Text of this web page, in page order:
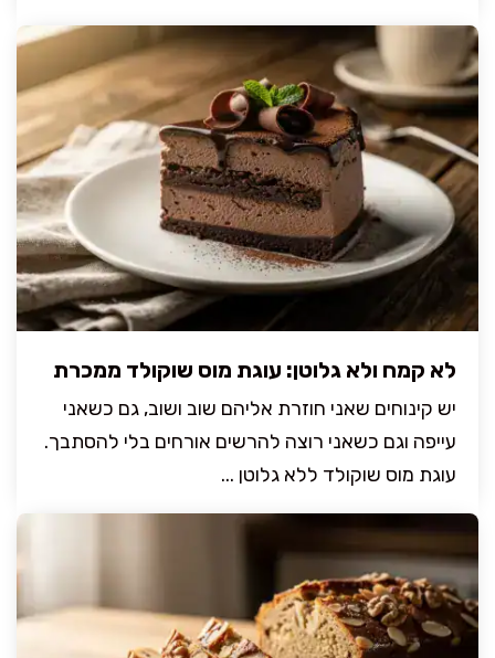
לא קמח ולא גלוטן: עוגת מוס שוקולד ממכרת
יש קינוחים שאני חוזרת אליהם שוב ושוב, גם כשאני
עייפה וגם כשאני רוצה להרשים אורחים בלי להסתבך.
עוגת מוס שוקולד ללא גלוטן ...